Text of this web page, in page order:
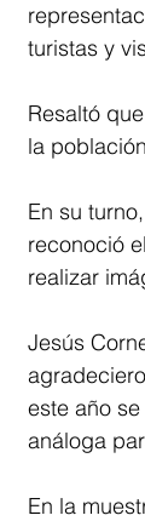
turistas y
Resaltó
la
En su
reconoció
realizar
Jesús
este año
análoga
En la